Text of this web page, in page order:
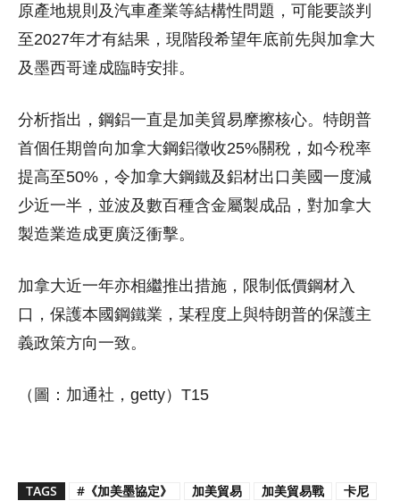
原產地規則及汽車產業等結構性問題，可能要談判
至2027年才有結果，現階段希望年底前先與加拿大
及墨西哥達成臨時安排。
分析指出，鋼鋁一直是加美貿易摩擦核心。特朗普
首個任期曾向加拿大鋼鋁徵收25%關稅，如今稅率
提高至50%，令加拿大鋼鐵及鋁材出口美國一度減
少近一半，並波及數百種含金屬製成品，對加拿大
製造業造成更廣泛衝擊。
加拿大近一年亦相繼推出措施，限制低價鋼材入
口，保護本國鋼鐵業，某程度上與特朗普的保護主
義政策方向一致。
（圖：加通社，getty）T15
TAGS #《加美墨協定》 加美貿易 加美貿易戰
卡尼